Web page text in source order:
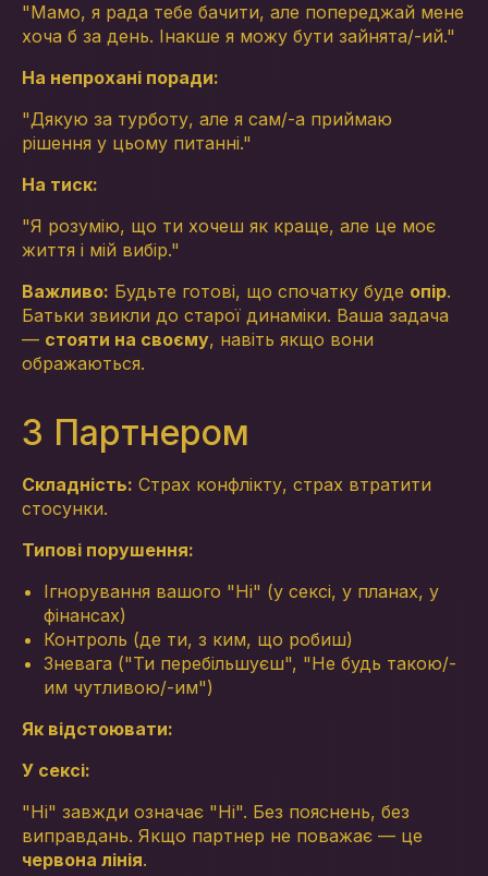
"Мамо, я рада тебе бачити, але попереджай мене
хоча б за день. Інакше я можу бути зайнята/-ий."
На непрохані поради:
"Дякую за турботу, але я сам/-а приймаю
рішення у цьому питанні."
На тиск:
"Я розумію, що ти хочеш як краще, але це моє
життя і мій вибір."
Важливо: Будьте готові, що спочатку буде опір.
Батьки звикли до старої динаміки. Ваша задача
— стояти на своєму, навіть якщо вони
ображаються.
З Партнером
Складність: Страх конфлікту, страх втратити
стосунки.
Типові порушення:
Ігнорування вашого "Ні" (у сексі, у планах, у
фінансах)
Контроль (де ти, з ким, що робиш)
Зневага ("Ти перебільшуєш", "Не будь такою/-
им чутливою/-им")
Як відстоювати:
У сексі:
"Ні" завжди означає "Ні". Без пояснень, без
виправдань. Якщо партнер не поважає — це
червона лінія.